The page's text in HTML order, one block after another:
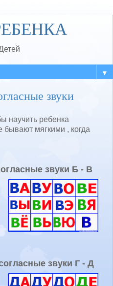
▼
звуки
научить ребенка
бывают мягкими , когда
звуки Б - В
звуки Г - Д